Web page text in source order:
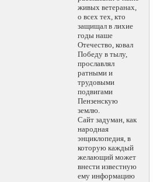
живых ветеранах,
о всех тех, кто
защищал в лихие
годы наше
Отечество, ковал
Победу в тылу,
прославлял
ратными и
трудовыми
подвигами
Пензенскую
землю.
Сайт задуман, как
народная
энциклопедия, в
которую каждый
желающий может
внести известную
ему информацию